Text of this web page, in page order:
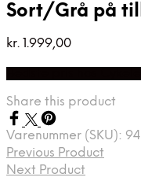
Sort/Grå på
kr. 1.999,00
Share this product
Varenummer (SKU):
Previous Product
Next Product